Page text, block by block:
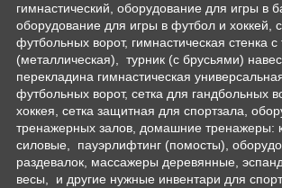
гимнастический, оборудование для игры в
оборудование для игры в футбол и хоккей,
футбольных ворот, гимнастическая стенка с
(металлическая), турник (с брусьями)
перекладина гимнастическая
футбольных ворот, сетка для гандбольных
хоккея, сетка защитная для спортзала,
тренажерных залов, домашние тренажеры:
силовые, пауэрлифтинг (помосты),
раздевалок, массажеры деревянные,
весы, и другие нужные инвентари для